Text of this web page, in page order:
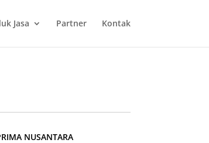
Jasa Partner Kontak
NUSANTARA